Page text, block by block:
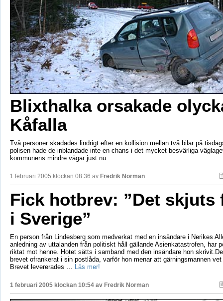
Blixthalka orsakade
Kåfalla
Två personer skadades lindrigt efter en kollision mellan två bilar på
polisen hade de inblandade inte en chans i det mycket besvärliga
kommunens mindre vägar just nu.
1 februari 2005 klockan 08:36 av Fredrik Norman
Fick hotbrev: ”Det skjuts
i Sverige”
En person från Lindesberg som medverkat med en insändare i Nerikes
anledning av uttalanden från politiskt håll gällande Asienkatastrofen, har
riktat mot henne. Hotet sätts i samband med den insändare hon
brevet ofrankerat i sin postlåda, varför hon menar att gärningsmannen vet
Brevet levererades …
Läs mer!
1 februari 2005 klockan 10:54 av Fredrik Norman